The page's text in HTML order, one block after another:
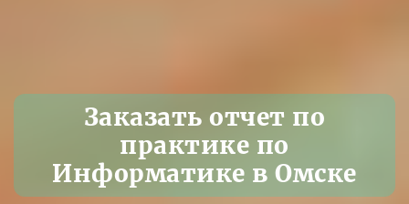
Заказать отчет по
практике по
Информатике в Омске